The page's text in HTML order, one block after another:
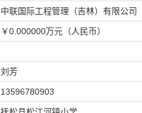
中联国际工程管理（吉林）有限公
￥0.000000万元（人民币）
刘芳
13596780903